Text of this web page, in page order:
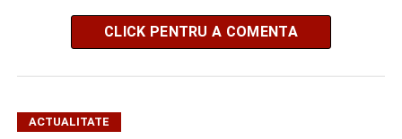
CLICK PENTRU A COMENTA
ACTUALITATE